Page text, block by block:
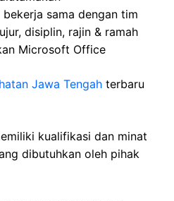
sama dengan tim
disiplin, rajin & ramah
Microsoft Office
Jawa Tengah terbaru
kualifikasi dan minat
dibutuhkan oleh pihak